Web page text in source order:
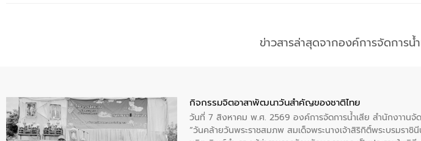
ข่าวสารล่าสุดจากองค์การจัดการน้
กิจกรรมจิตอาสาพัฒนาวันสําคัญของชาติไทย
วันที่ 7 สิงหาคม พ.ศ. 2569 องค์การจัดการน้ำเสีย สำนักงาาน
“วันคล้ายวันพระราชสมภพ สมเด็จพระนางเจ้าสิริกิติ์พระบรมร